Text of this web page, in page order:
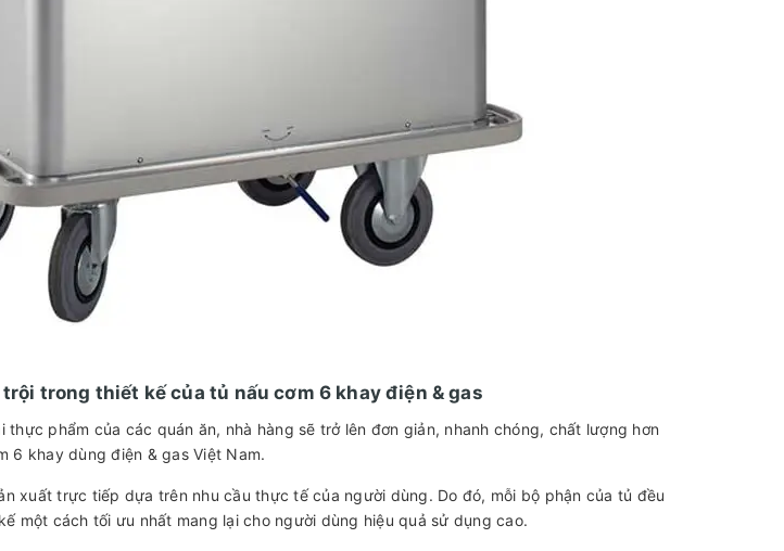
trong thiết kế của tủ nấu cơm 6 khay điện & gas
thực phẩm của các quán ăn, nhà hàng sẽ trở lên đơn giản, nhanh chóng, chất lượng hơn
6 khay dùng điện & gas Việt Nam.
xuất trực tiếp dựa trên nhu cầu thực tế của người dùng. Do đó, mỗi bộ phận của tủ đều
một cách tối ưu nhất mang lại cho người dùng hiệu quả sử dụng cao.